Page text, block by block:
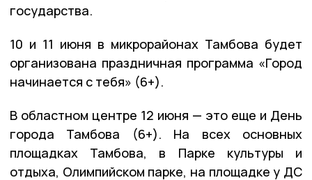
государства.
10 и 11 июня в микрорайонах Тамбова будет
организована праздничная программа «Город
начинается с тебя» (6+).
В областном центре 12 июня — это еще и День
города Тамбова (6+). На всех основных
площадках Тамбова, в Парке культуры и
отдыха, Олимпийском парке, на площадке у ДС